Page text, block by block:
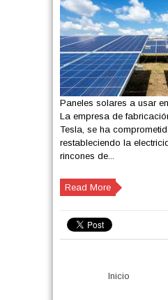
Paneles solares a usar
La empresa de
Tesla, se ha
restableciendo la
rincones de...
Read More
Inicio